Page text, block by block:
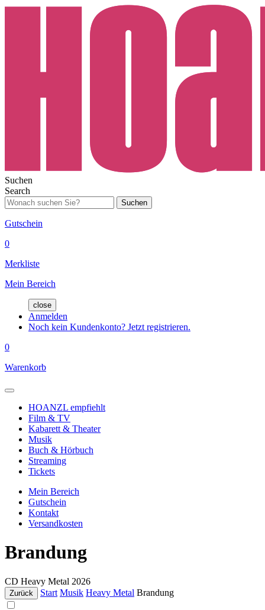
Suchen
Search
Suchen
Gutschein
0
Merkliste
Mein Bereich
close
Anmelden
Noch kein Kundenkonto? Jetzt registrieren.
0
Warenkorb
HOANZL empfiehlt
Film & TV
Kabarett & Theater
Musik
Buch & Hörbuch
Streaming
Tickets
Mein Bereich
Gutschein
Kontakt
Versandkosten
Brandung
CD Heavy Metal 2026
Zurück Start Musik Heavy Metal Brandung